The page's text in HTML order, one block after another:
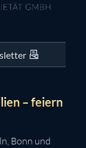
– feiern
Bonn und